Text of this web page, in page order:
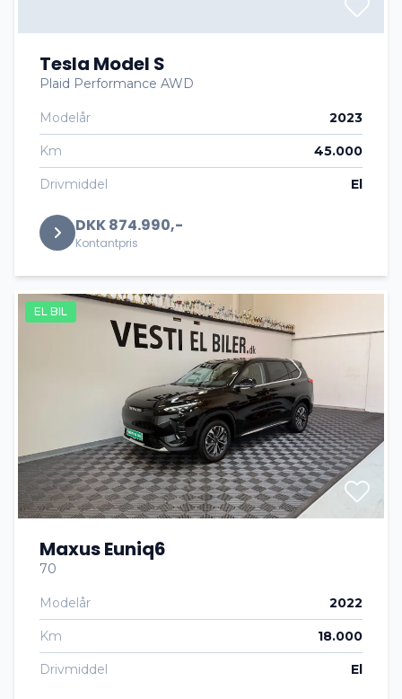
Tesla Model S
Plaid Performance AWD
Modelår 2023
Km 45.000
Drivmiddel El
DKK 874.990,-
Kontantpris
EL BIL
Maxus Euniq6
70
Modelår 2022
Km 18.000
Drivmiddel El